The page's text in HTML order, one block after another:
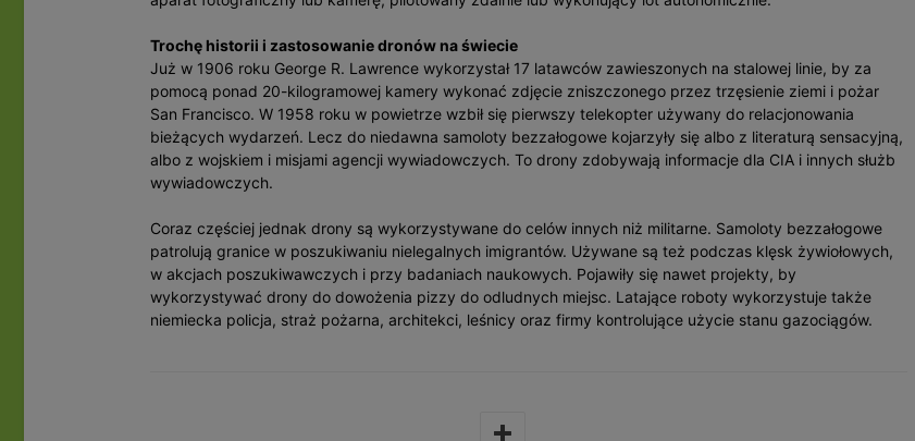
Trochę historii i zastosowanie dronów na świecie
Już w 1906 roku George R. Lawrence wykorzystał 17 latawców zawieszonych na stalowej linie, by za
pomocą ponad 20-kilogramowej kamery wykonać zdjęcie zniszczonego przez trzęsienie ziemi i pożar
San Francisco. W 1958 roku w powietrze wzbił się pierwszy telekopter używany do relacjonowania
bieżących wydarzeń. Lecz do niedawna samoloty bezzałogowe kojarzyły się albo z literaturą sensacyjną,
albo z wojskiem i misjami agencji wywiadowczych. To drony zdobywają informacje dla CIA i innych służb
wywiadowczych.
Coraz częściej jednak drony są wykorzystywane do celów innych niż militarne. Samoloty bezzałogowe
patrolują granice w poszukiwaniu nielegalnych imigrantów. Używane są też podczas klęsk żywiołowych,
w akcjach poszukiwawczych i przy badaniach naukowych. Pojawiły się nawet projekty, by
wykorzystywać drony do dowożenia pizzy do odludnych miejsc. Latające roboty wykorzystuje także
niemiecka policja, straż pożarna, architekci, leśnicy oraz firmy kontrolujące użycie stanu gazociągów.